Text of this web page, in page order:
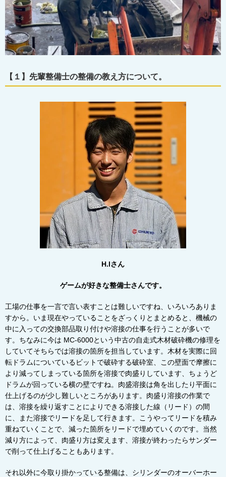
【１】先輩整備士の整備の教え方について。
H.Iさん
ゲームが好きな整備士さんです。
工場の仕事を一言で言い表すことは難しいですね、いろいろありま
すから。いま現在やっていることをざっくりとまとめると、機械の
中に入っての交換部品取り付けや溶接の仕事を行うことが多いで
す。ちなみに今は MC-6000という中古の自走式木材破砕機の修理を
していてそちらでは溶接の箇所を担当しています。木材を実際に回
転ドラムについているビットで破砕する破砕室、この壁面で摩擦に
より減ってしまっている箇所を溶接で肉盛りしています、ちょうど
ドラムが回っている横の壁ですね。肉盛溶接は角を出したり平面に
仕上げるのが少し難しいところがあります。肉盛り溶接の作業で
は、溶接を繰り返すことによりできる溶接した線（リード）の間
に、また溶接でリードを足して行きます。こうやってリードを積み
重ねていくことで、減った箇所をリードで埋めていくのです。当然
減り方によって、肉盛り方は変えます、溶接が終わったらサンダー
で削って仕上げることもあります。
それ以外に今取り掛かっている整備は、シリンダーのオーバーホー